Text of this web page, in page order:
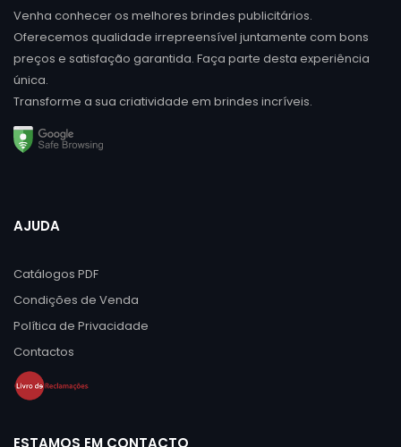
Venha conhecer os melhores brindes publicitários.
Oferecemos qualidade irrepreensível juntamente com bons
preços e satisfação garantida. Faça parte desta experiência
única.
Transforme a sua criatividade em brindes incríveis.
AJUDA
Catálogos PDF
Condições de Venda
Política de Privacidade
Contactos
ESTAMOS EM CONTACTO